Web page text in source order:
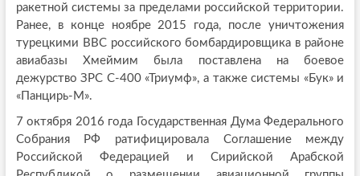
ракетной системы за пределами российской территории.
Ранее, в конце ноябре 2015 года, после уничтожения
турецкими ВВС российского бомбардировщика в районе
авиабазы Хмеймим была поставлена на боевое
дежурство ЗРС С-400 «Триумф», а также системы «Бук» и
«Панцирь-М».
7 октября 2016 года Государственная Дума Федерального
Собрания РФ ратифицировала Соглашение между
Российской Федерацией и Сирийской Арабской